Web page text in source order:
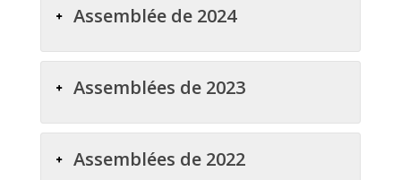
Assemblée de 2024
Assemblées de 2023
Assemblées de 2022